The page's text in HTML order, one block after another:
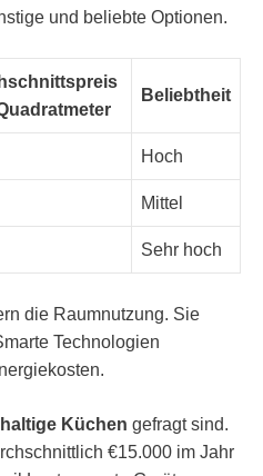
und beliebte Optionen.
Beliebtheit
Hoch
Mittel
Sehr hoch
die Raumnutzung. Sie
Technologien
Küchen gefragt sind.
€15.000 im Jahr